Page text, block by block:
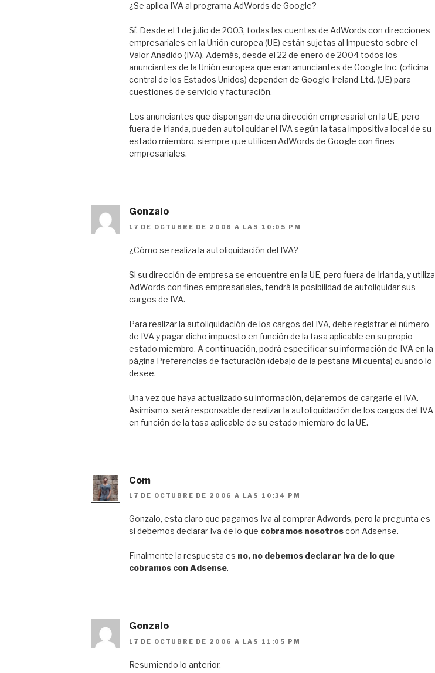
¿Se aplica IVA al programa AdWords de Google?
Sí. Desde el 1 de julio de 2003, todas las cuentas de AdWords con direcciones
empresariales en la Unión europea (UE) están sujetas al Impuesto sobre el
Valor Añadido (IVA). Además, desde el 22 de enero de 2004 todos los
anunciantes de la Unión europea que eran anunciantes de Google Inc. (oficina
central de los Estados Unidos) dependen de Google Ireland Ltd. (UE) para
cuestiones de servicio y facturación.
Los anunciantes que dispongan de una dirección empresarial en la UE, pero
fuera de Irlanda, pueden autoliquidar el IVA según la tasa impositiva local de su
estado miembro, siempre que utilicen AdWords de Google con fines
empresariales.
Gonzalo
17 DE OCTUBRE DE 2006 A LAS 10:05 PM
¿Cómo se realiza la autoliquidación del IVA?
Si su dirección de empresa se encuentre en la UE, pero fuera de Irlanda, y utiliza
AdWords con fines empresariales, tendrá la posibilidad de autoliquidar sus
cargos de IVA.
Para realizar la autoliquidación de los cargos del IVA, debe registrar el número
de IVA y pagar dicho impuesto en función de la tasa aplicable en su propio
estado miembro. A continuación, podrá especificar su información de IVA en la
página Preferencias de facturación (debajo de la pestaña Mi cuenta) cuando lo
desee.
Una vez que haya actualizado su información, dejaremos de cargarle el IVA.
Asimismo, será responsable de realizar la autoliquidación de los cargos del IVA
en función de la tasa aplicable de su estado miembro de la UE.
Com
17 DE OCTUBRE DE 2006 A LAS 10:34 PM
Gonzalo, esta claro que pagamos Iva al comprar Adwords, pero la pregunta es
si debemos declarar Iva de lo que cobramos nosotroscon Adsense.
Finalmente la respuesta es no, no debemos declarar Iva de lo que
cobramos con Adsense.
Gonzalo
17 DE OCTUBRE DE 2006 A LAS 11:05 PM
Resumiendo lo anterior.